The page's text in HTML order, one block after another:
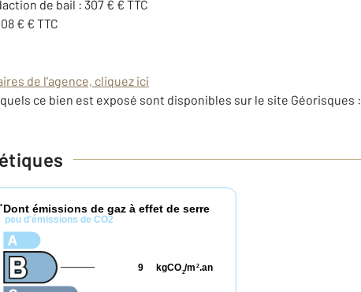
de bail : 307 € € TTC
€ € TTC
de l'agence, cliquez ici
ce bien est exposé sont disponibles sur le site Géorisques :
* Dont émissions de gaz à effet de serre
peu d'émissions de CO2
kgCO2/m 2.an
9